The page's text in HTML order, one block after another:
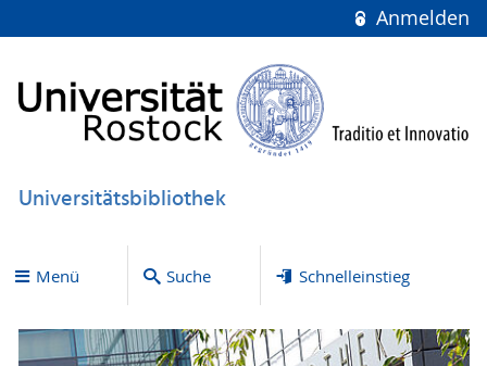
Anmelden
Universitätsbibliothek
Menü Suche Schnelleinstieg